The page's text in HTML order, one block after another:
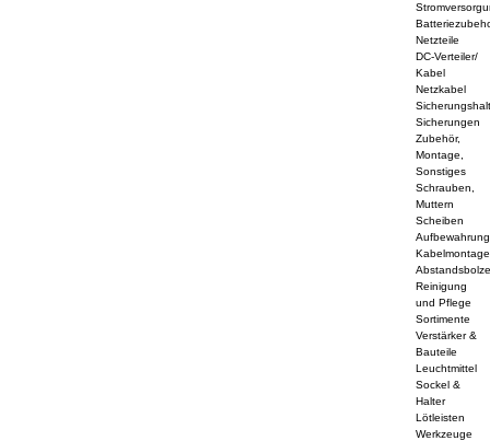
Netzteile
DC-Verteiler/
Kabel
Netzkabel
Sicherungen
Zubehör,
Montage,
Sonstiges
Schrauben,
Muttern
Scheiben
Aufbewahrung
Kabelmontage
Reinigung
und Pflege
Sortimente
Verstärker &
Bauteile
Leuchtmittel
Sockel &
Halter
Lötleisten
Werkzeuge